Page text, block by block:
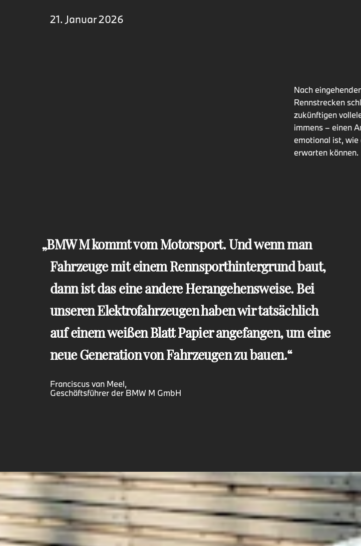
21. Januar 2026
Nach
Rennstrecken
zukünftigen
immens – einen
emotional ist, wie
erwarten können.
BMW M kommt vom Motorsport. Und wenn man
Fahrzeuge mit einem Rennsporthintergrund baut,
dann ist das eine andere Herangehensweise. Bei
unseren Elektrofahrzeugen haben wir tatsächlich
auf einem weißen Blatt Papier angefangen, um eine
neue Generation von Fahrzeugen zu bauen.
Franciscus van Meel,
Geschäftsführer der BMW M GmbH